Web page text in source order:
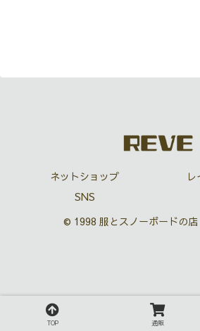
ネットショップ
SNS
© 1998 服とスノーボードの
TOP 通販